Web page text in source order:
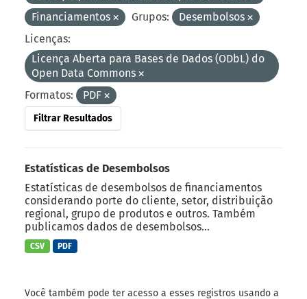
Financiamentos
Grupos:
Desembolsos
Licenças:
Licença Aberta para Bases de Dados (ODbL) do
Open Data Commons
Formatos:
PDF
Filtrar Resultados
Estatísticas de Desembolsos
Estatísticas de desembolsos de financiamentos
considerando porte do cliente, setor, distribuição
regional, grupo de produtos e outros. Também
publicamos dados de desembolsos...
CSV PDF
Você também pode ter acesso a esses registros usando a